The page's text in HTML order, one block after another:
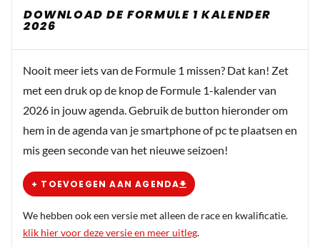
vergelijken met de huidige tijd. Om dan over een record
Dit bericht is aangepast op:3-03
Wilard
4 maart 2022 10:51
Schumacher Ferrari (1996 - 2006) - 181 races Lewis
Dan zien we wel weer waar de wereld staat ...
DOWNLOAD DE FORMULE 1 KALENDER
2026
Nooit meer iets van de Formule 1 missen? Dat kan! Zet
met een druk op de knop de Formule 1-kalender van
2026 in jouw agenda. Gebruik de button hieronder om
hem in de agenda van je smartphone of pc te plaatsen en
mis geen seconde van het nieuwe seizoen!
+ TOEVOEGEN AAN AGENDA
We hebben ook een versie met alleen de race en kwalificatie.
klik hier voor deze versie en meer uitleg.